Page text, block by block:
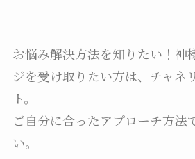
お悩み解決方法を知りたい！神
ジを受け取りたい方は、チャネ
ト。
ご自分に合ったアプローチ方法
い。